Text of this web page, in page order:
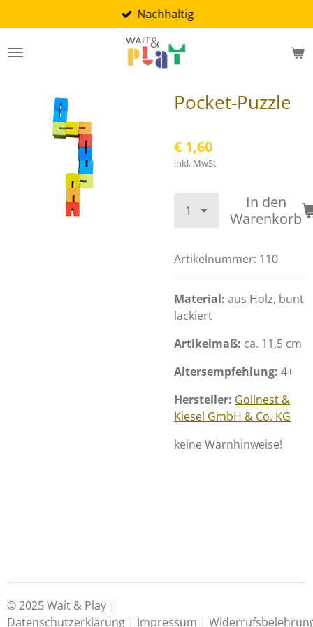
Hauptinhalt
springen
Nachhaltig
Pocket-Puzzle
€ 1,60
inkl. MwSt
In den
Warenkorb
Artikelnummer: 110
Material: aus Holz, bunt
lackiert
Artikelmaß: ca. 11,5 cm
Altersempfehlung: 4+
Hersteller: Gollnest &
Kiesel GmbH & Co. KG
keine Warnhinweise!
© 2025 Wait & Play |
Datenschutzerklärung | Impressum |